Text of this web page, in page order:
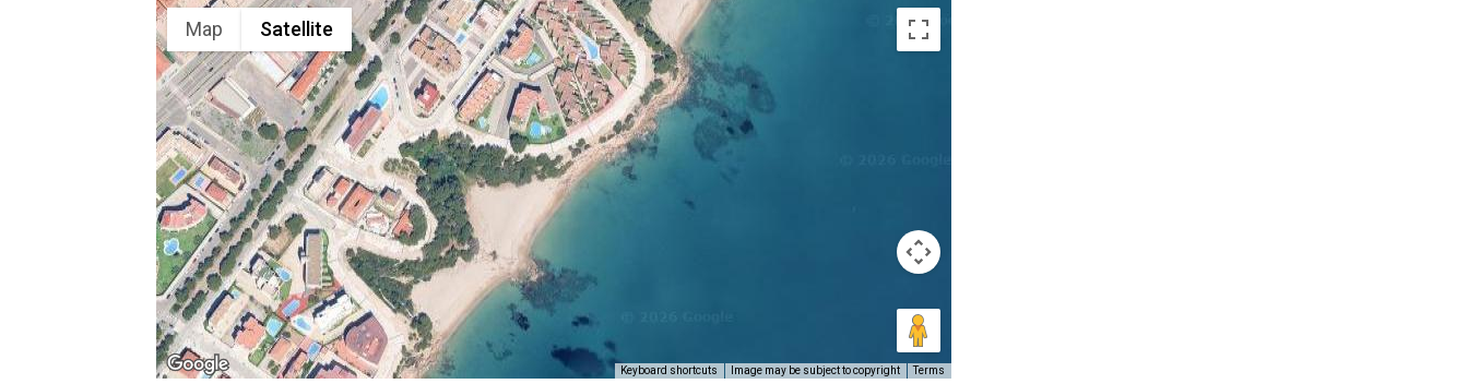
Map Satellite
Keyboard shortcuts Image may be subject to copyright Terms